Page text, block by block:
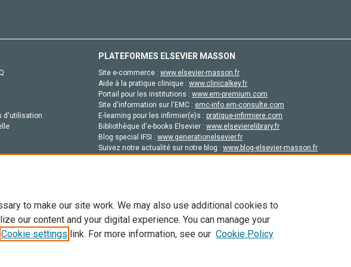
d'utilisation
PLATEFORMES ELSEVIER MASSON
Site e-commerce : www.elsevier-masson.fr
Aide à la pratique clinique : www.clinicalkey.fr
Portail pour les institutions : www.em-premium.com
Site d'information sur l'EMC : emc-info.em-consulte.com
E-learning pour les infirmier(e)s : pratique-infirmiere.com
Bibliothèque d'e-books Elsevier : www.elsevierelibrary.fr
Blog special IFSI : www.generationelsevier.fr
Suivez notre actualité sur notre blog : www.blog-elsevier-masson.fr
Copyright © 2026 Elsevier, ses concédants de licence et ses contributeurs. Tout les droits sont réservés,
en IA et aux technologies similaires. Pour tout contenu en libre accès, les conditions de licence
to make our site work. We may also use additional cookies to
our content and your digital experience. You can manage your
Cookie settings link. For more information, see our Cookie Policy